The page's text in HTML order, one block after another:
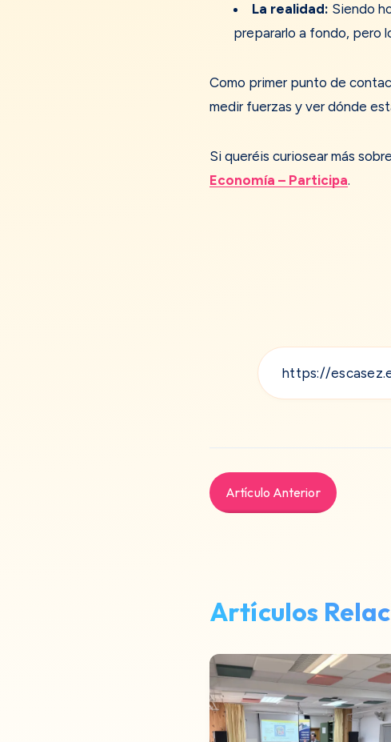
La realidad: Siendo
prepararlo a fondo, pero
Como primer punto de
medir fuerzas y ver dónde
Si queréis curiosear más
Economía – Participa.
Artículo Anterior
Artículos